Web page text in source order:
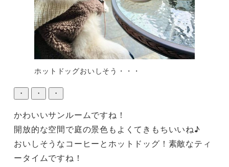
ホットドッグおいしそう・・・
・ ・ ・
かわいいサンルームですね！
開放的な空間で庭の景色もよくてきもちいいね♪
おいしそうなコーヒーとホットドッグ！素敵なティ
ータイムですね！